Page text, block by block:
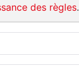
des règles.